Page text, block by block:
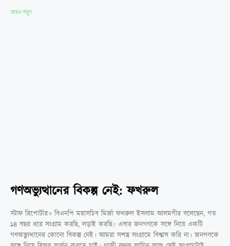
আরও পড়ুন
গণঅভ্যুত্থানের বিকল্প নেই: ফখরুল
স্টাফ রিপোর্টার॥ বিএনপি মহাসচিব মির্জা ফখরুল ইসলাম আলমগীর বলেছেন, গত
১৪ বছর ধরে সংগ্রাম করছি, লড়াই করছি। এবার জনগণকে সঙ্গে নিয়ে একটি
গণঅভ্যুত্থানের কোনো বিকল্প নেই। আমরা সশস্ত্র সংগ্রামে বিশ্বাস করি না। জনগণকে